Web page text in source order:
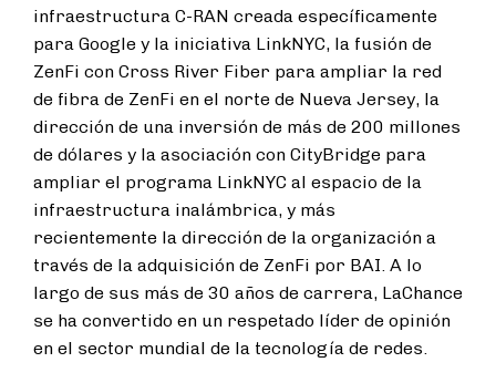
infraestructura C-RAN creada específicamente
para Google y la iniciativa LinkNYC, la fusión de
ZenFi con Cross River Fiber para ampliar la red
de fibra de ZenFi en el norte de Nueva Jersey, la
dirección de una inversión de más de 200 millones
de dólares y la asociación con CityBridge para
ampliar el programa LinkNYC al espacio de la
infraestructura inalámbrica, y más
recientemente la dirección de la organización a
través de la adquisición de ZenFi por BAI. A lo
largo de sus más de 30 años de carrera, LaChance
se ha convertido en un respetado líder de opinión
en el sector mundial de la tecnología de redes.